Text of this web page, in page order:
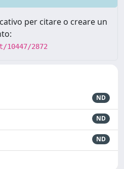
per citare o creare un
2872
ND
ND
ND